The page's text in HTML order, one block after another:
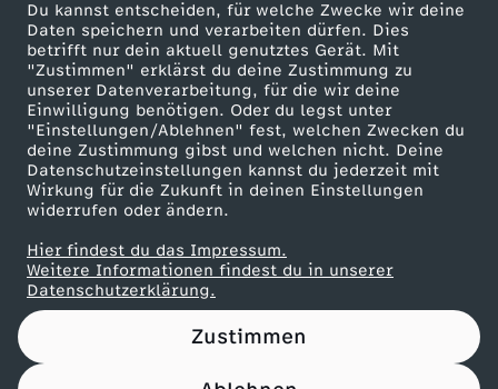
Du kannst entscheiden, für welche Zwecke wir deine
Daten speichern und verarbeiten dürfen. Dies
betrifft nur dein aktuell genutztes Gerät. Mit
"Zustimmen" erklärst du deine Zustimmung zu
unserer Datenverarbeitung, für die wir deine
Einwilligung benötigen. Oder du legst unter
"Einstellungen/Ablehnen" fest, welchen Zwecken du
deine Zustimmung gibst und welchen nicht. Deine
Datenschutzeinstellungen kannst du jederzeit mit
Wirkung für die Zukunft in deinen Einstellungen
widerrufen oder ändern.
Hier findest du das Impressum.
Weitere Informationen findest du in unserer
Datenschutzerklärung.
Zustimmen
d
a
t
i
n
g
ZDF goes Schule
Werbefernsehen
Mainzelmännchen
Partner